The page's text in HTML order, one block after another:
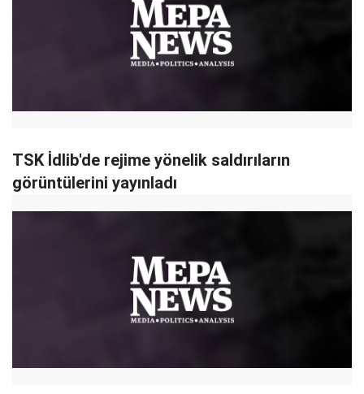
TSK İdlib'de rejime yönelik saldırıların
görüntülerini yayınladı